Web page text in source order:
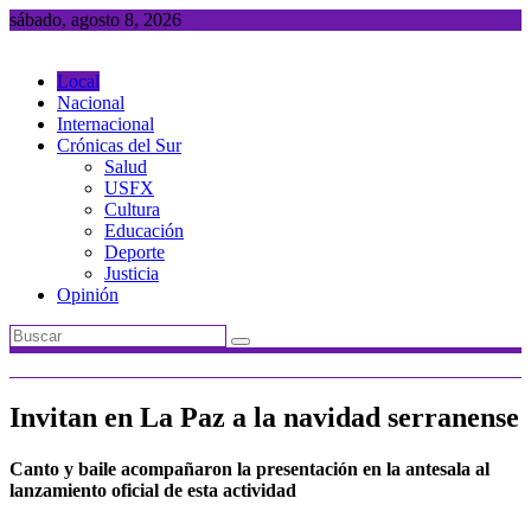
Saltar
sábado, agosto 8, 2026
Local
Nacional
Internacional
Crónicas del Sur
Salud
USFX
Cultura
Educación
Deporte
Justicia
Opinión
Invitan en La Paz a la navidad serranense
Canto y baile acompañaron la presentación en la antesala al
lanzamiento oficial de esta actividad